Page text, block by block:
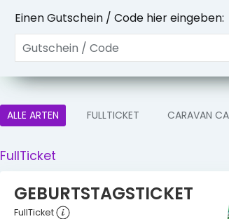
Einen Gutschein / Code hier eingeben:
ALLE ARTEN FULLTICKET CARAVAN
FullTicket
GEBURTSTAGSTICKET
FullTicket